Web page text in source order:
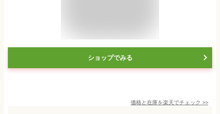
ショップでみる
価格と在庫を楽天でチェック >>